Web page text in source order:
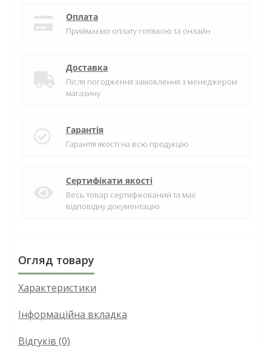
Оплата
Приймаємо оплату готівкою та онлайн
Доставка
Після погодження замовлення з менеджером
магазину
Гарантія
Гарантія якості на всю продукцію
Сертифікати якості
Весь товар сертифікований та має
відповідну документацію
Огляд товару
Характеристики
Інформаційна вкладка
Відгуків (0)